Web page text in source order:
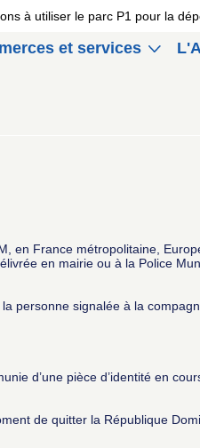
à utiliser le parc P1 pour la
et services
France métropolitaine,
en mairie ou à la Police
personne signalée à la
d’une pièce d’identité en
de quitter la République